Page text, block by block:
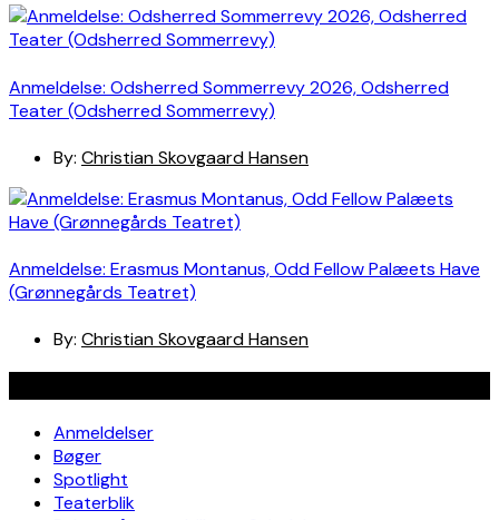
Anmeldelse: Odsherred Sommerrevy 2026, Odsherred
Teater (Odsherred Sommerrevy)
By: Christian Skovgaard Hansen
Anmeldelse: Erasmus Montanus, Odd Fellow Palæets Have
(Grønnegårds Teatret)
By: Christian Skovgaard Hansen
Anmeldelser
Bøger
Spotlight
Teaterblik